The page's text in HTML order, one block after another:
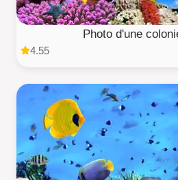
Photo d'une
4.55